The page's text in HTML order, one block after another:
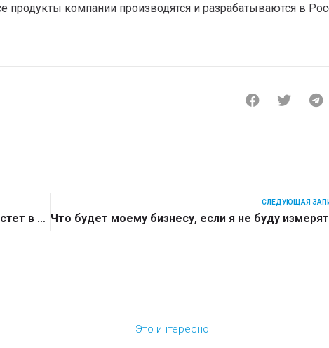
компании производятся и разрабатываются в
Последствия пандемии: какой бизнес вырастет в дивном новом мире
СЛЕДУЮЩАЯ
Это интересно